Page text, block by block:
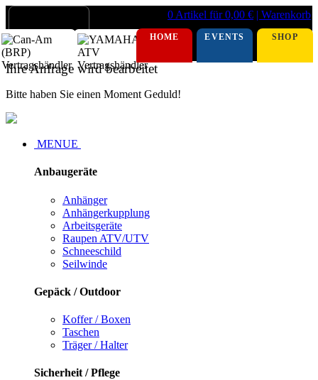
0 Artikel für 0,00 € | Warenkorb
HOME EVENTS SHOP
Ihre Anfrage wird bearbeitet
Bitte haben Sie einen Moment Geduld!
MENUE
Anbaugeräte
Anhänger
Anhängerkupplung
Arbeitsgeräte
Raupen ATV/UTV
Schneeschild
Seilwinde
Gepäck / Outdoor
Koffer / Boxen
Taschen
Träger / Halter
Sicherheit / Pflege